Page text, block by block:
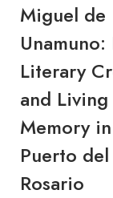
Miguel de
Unamuno:
Literary
and Living
Memory in
Puerto del
Rosario